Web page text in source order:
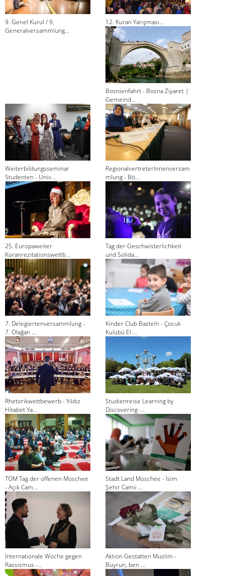
9. Genel Kurul / 9.
Generalversammlung...
12. Kuran Yarışması...
Bosnienfahrt - Bosna Ziyaret |
Gemeind...
Weiterbildungsseminar
Studenten - Univ...
RegionalvertreterInnenversam
mlung - Bö...
25. Europaweiter
Koranrezitationswettb...
Tag der Geschwisterlichkeit
und Solida...
7. Delegiertenversammlung -
7. Olağan ...
Kinder Club Basteln - Çocuk
Kulübü El ...
Rhetorikwettbewerb - Yıldız
Hitabet Ya...
Studienreise Learning by
Discovering -...
TOM Tag der offenen Moschee
- Açık Cam...
Stadt Land Moschee - İsim
Şehir Camii ...
Internationale Woche gegen
Rassismus -...
Aktion Gestatten Muslim -
Buyrun, ben ...